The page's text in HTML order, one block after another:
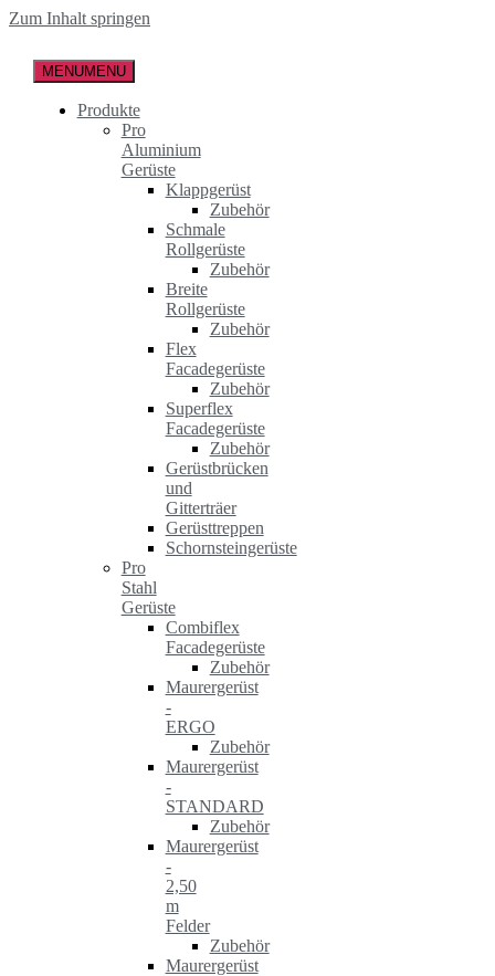
Zum Inhalt springen
MENUMENU
Produkte
Pro
Aluminium
Gerüste
Klappgerüst
Zubehör
Schmale
Rollgerüste
Zubehör
Breite
Rollgerüste
Zubehör
Flex
Facadegerüste
Zubehör
Superflex
Facadegerüste
Zubehör
Gerüstbrücken
und
Gitterträer
Gerüsttreppen
Schornsteingerüste
Pro
Stahl
Gerüste
Combiflex
Facadegerüste
Zubehör
Maurergerüst
-
ERGO
Zubehör
Maurergerüst
-
STANDARD
Zubehör
Maurergerüst
-
2,50
m
Felder
Zubehör
Maurergerüst